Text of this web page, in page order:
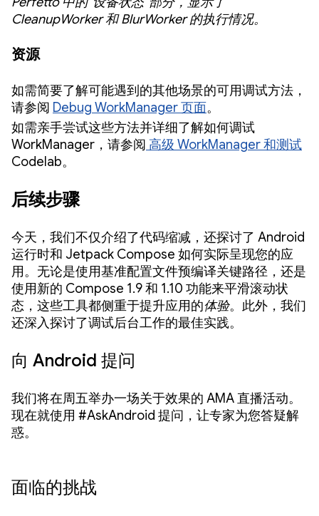
CleanupWorker 和 BlurWorker 的执行情况。
资源
如需简要了解可能遇到的其他场景的可用调试方法，
请参阅 Debug WorkManager 页面。
如需亲手尝试这些方法并详细了解如何调试
WorkManager，请参阅 高级 WorkManager 和测试
Codelab。
后续步骤
今天，我们不仅介绍了代码缩减，还探讨了 Android
运行时和 Jetpack Compose 如何实际呈现您的应
用。无论是使用基准配置文件预编译关键路径，还是
使用新的 Compose 1.9 和 1.10 功能来平滑滚动状
态，这些工具都侧重于提升应用的体验。此外，我们
还深入探讨了调试后台工作的最佳实践。
向 Android 提问
我们将在周五举办一场关于效果的 AMA 直播活动。
现在就使用 #AskAndroid 提问，让专家为您答疑解
惑。
面临的挑战